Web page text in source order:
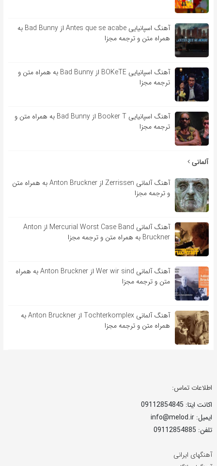
آهنگ اسپانیایی Antes que se acabe از Bad Bunny به
همراه متن و ترجمه مجزا
آهنگ اسپانیایی BOKeTE از Bad Bunny به همراه متن و
ترجمه مجزا
آهنگ اسپانیایی Booker T از Bad Bunny به همراه متن و
ترجمه مجزا
آلمانی
آهنگ آلمانی Zerrissen از Anton Bruckner به همراه متن
و ترجمه مجزا
آهنگ آلمانی Mercurial Worst Case Band از Anton
Bruckner به همراه متن و ترجمه مجزا
آهنگ آلمانی Wer wir sind از Anton Bruckner به همراه
متن و ترجمه مجزا
آهنگ آلمانی Tochterkomplex از Anton Bruckner به
همراه متن و ترجمه مجزا
اطلاعات تماس:
اکانت ایتا: 09112854845
ایمیل: info@melod.ir
تلفن: 09112854885
آهنگهای ایرانی